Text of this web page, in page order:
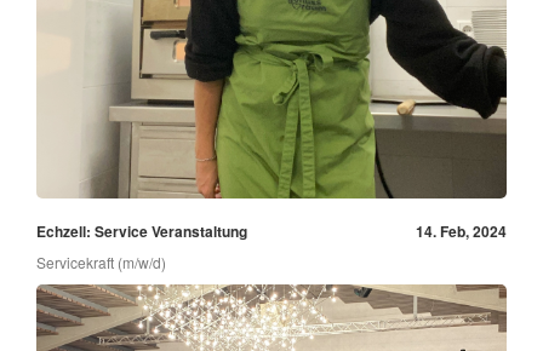
Echzell: Service Veranstaltung 14. Feb, 2024
Servicekraft (m/w/d)